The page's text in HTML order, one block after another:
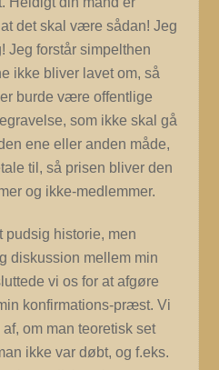
det skal være sådan! Jeg
Jeg forstår simpelthen
ikke bliver lavet om, så
burde være offentlige
som ikke skal gå
ene eller anden måde,
til, så prisen bliver den
og ikke-medlemmer.
pudsig historie, men
diskussion mellem min
vi os for at afgøre
konfirmations-præst. Vi
om man teoretisk set
ikke var døbt, og f.eks.